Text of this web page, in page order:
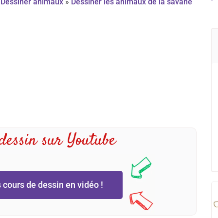
sur Youtube
de dessin en vidéo !